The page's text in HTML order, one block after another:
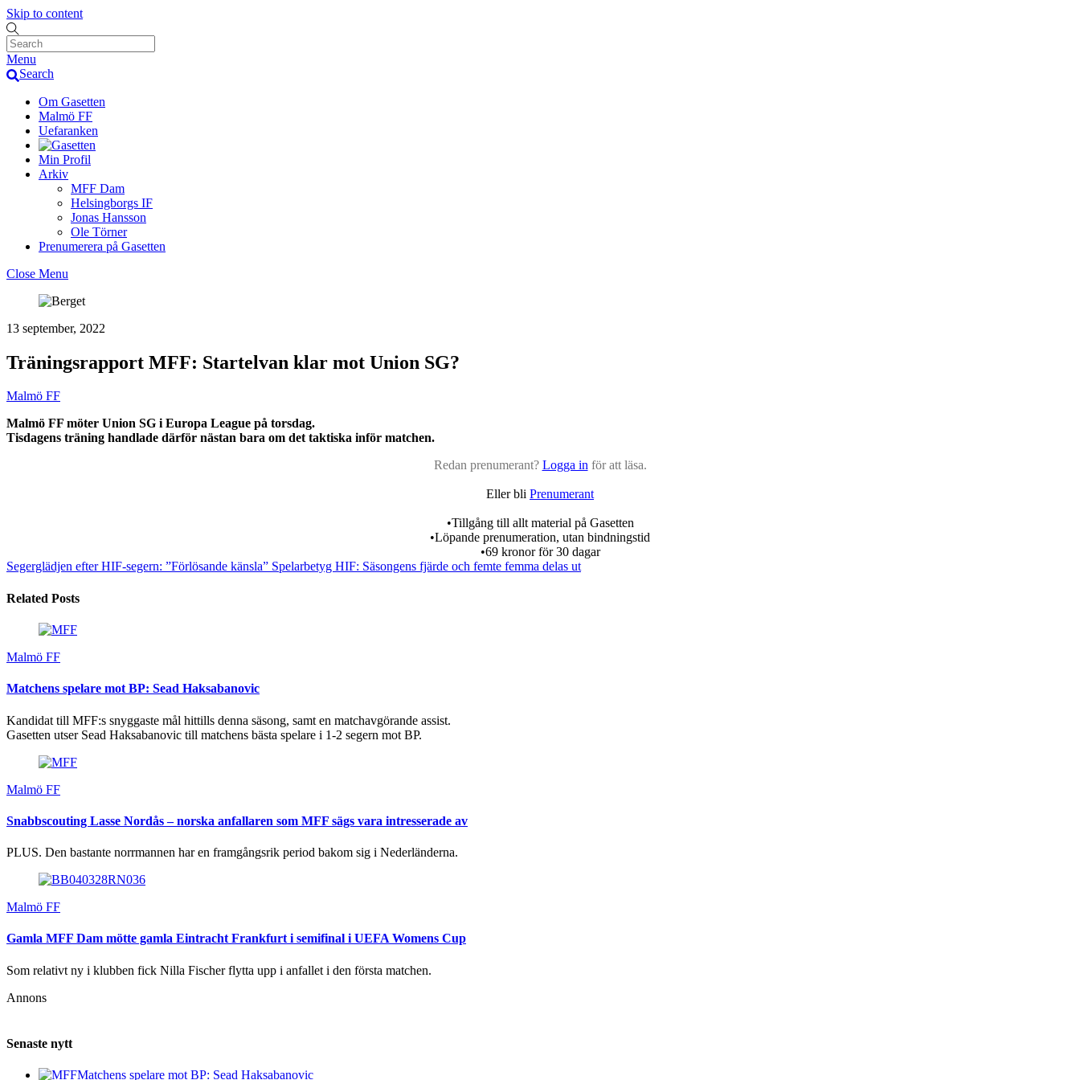
Skip to content
Menu
Search
Om Gasetten
Malmö FF
Uefaranken
Min Profil
Arkiv
MFF Dam
Helsingborgs IF
Jonas Hansson
Ole Törner
Prenumerera på Gasetten
Close Menu
13 september, 2022
Träningsrapport MFF: Startelvan klar mot Union SG?
Malmö FF
Malmö FF möter Union SG i Europa League på torsdag.
Tisdagens träning handlade därför nästan bara om det taktiska inför matchen.
Redan prenumerant? Logga in för att läsa.
Eller bli Prenumerant
•Tillgång till allt material på Gasetten
•Löpande prenumeration, utan bindningstid
•69 kronor för 30 dagar
Segerglädjen efter HIF-segern: ”Förlösande känsla” Spelarbetyg HIF: Säsongens fjärde och femte femma delas ut
Related Posts
Malmö FF
Matchens spelare mot BP: Sead Haksabanovic
Kandidat till MFF:s snyggaste mål hittills denna säsong, samt en matchavgörande assist.
Gasetten utser Sead Haksabanovic till matchens bästa spelare i 1-2 segern mot BP.
Malmö FF
Snabbscouting Lasse Nordås – norska anfallaren som MFF sägs vara intresserade av
PLUS. Den bastante norrmannen har en framgångsrik period bakom sig i Nederländerna.
Malmö FF
Gamla MFF Dam mötte gamla Eintracht Frankfurt i semifinal i UEFA Womens Cup
Som relativt ny i klubben fick Nilla Fischer flytta upp i anfallet i den första matchen.
Annons
Senaste nytt
Matchens spelare mot BP: Sead Haksabanovic